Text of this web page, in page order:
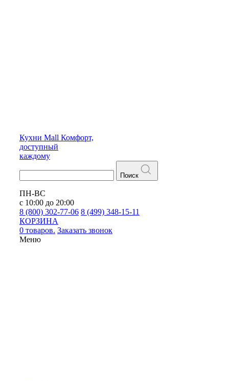
Кухни Mall Комфорт,
доступный
каждому
Поиск
ПН-ВС
с 10:00 до 20:00
8 (800) 302-77-06 8 (499) 348-15-11
КОРЗИНА
0 товаров. Заказать звонок
Меню